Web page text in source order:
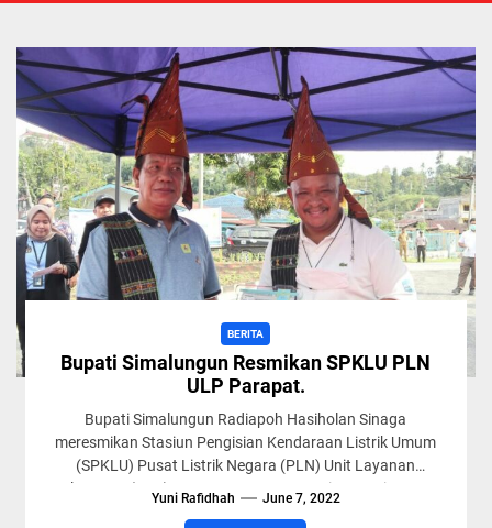
BERITA
Bupati Simalungun Resmikan SPKLU PLN
ULP Parapat.
Bupati Simalungun Radiapoh Hasiholan Sinaga
meresmikan Stasiun Pengisian Kendaraan Listrik Umum
(SPKLU) Pusat Listrik Negara (PLN) Unit Layanan
Pelanggan (ULP) Parapat, Kecamatan Girsang Sipangan
Yuni Rafidhah June 7, 2022